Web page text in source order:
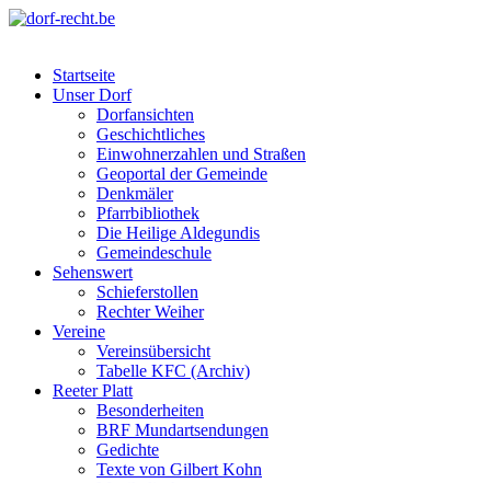
Skip
Startseite
Unser Dorf
Dorfansichten
Geschichtliches
Einwohnerzahlen und Straßen
Geoportal der Gemeinde
Denkmäler
Pfarrbibliothek
Die Heilige Aldegundis
Gemeindeschule
Sehenswert
Schieferstollen
Rechter Weiher
Vereine
Vereinsübersicht
Tabelle KFC (Archiv)
Reeter Platt
Besonderheiten
BRF Mundartsendungen
Gedichte
Texte von Gilbert Kohn